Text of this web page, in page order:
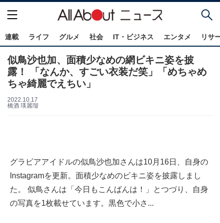
連載 ライフ グルメ 社会 IT・ビジネス エンタメ リサ
似鳥沙也加、面積少なめの網ビキニ姿を披
露！ 「なんか、すごい衣装だ笑」「めちゃめ
ちゃ綺麗でえちい」
2022.10.17
橋酒 瑛麗瑠
グラビアアイドルの似鳥沙也加さんは10月16日、自身の
Instagramを更新。面積少なめのビキニ姿を披露しまし
た。 似鳥さんは「今日もこんばんは！」とつづり、自身
の写真を1枚載せています。黒色で小さ...